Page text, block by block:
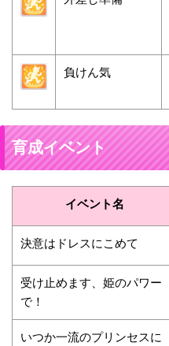
負けん気
育成イベント
イベント名
決意はドレスにこめて
受け止めます、姫のパワー
で！
いつか一流のプリンセスに